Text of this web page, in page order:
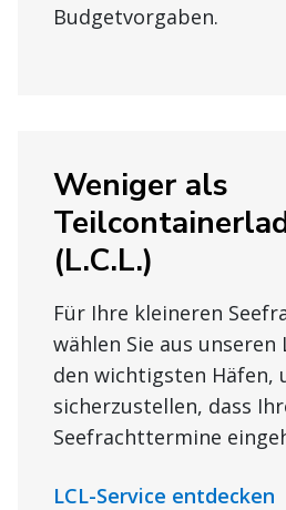
Budgetvorgaben.
Weniger als
(L.C.L.)
Für Ihre kleineren
wählen Sie aus unseren
den wichtigsten Häfen,
sicherzustellen, dass
Seefrachttermine
LCL-Service entdecken